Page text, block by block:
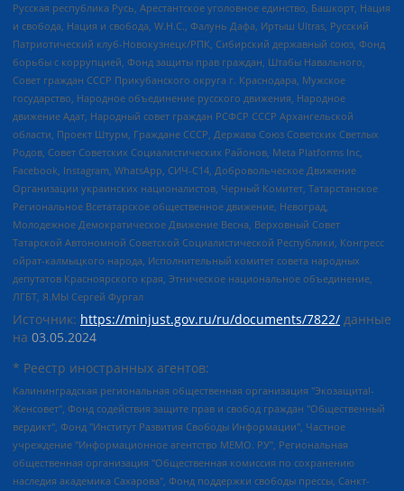
Русская республика Русь, Арестантское уголовное единство, Башкорт, Нация
и свобода, Нация и свобода, W.H.С., Фалунь Дафа, Иртыш Ultras, Русский
Патриотический клуб-Новокузнецк/РПК, Сибирский державный союз, Фонд
борьбы с коррупцией, Фонд защиты прав граждан, Штабы Навального,
Совет граждан СССР Прикубанского округа г. Краснодара, Мужское
государство, Народное объединение русского движения, Народное
движение Адат, Народный совет граждан РСФСР СССР Архангельской
области, Проект Штурм, Граждане СССР, Держава Союз Советских Светлых
Родов, Совет Советских Социалистических Районов, Meta Platforms Inc,
Facebook, Instagram, WhatsApp, СИЧ-С14, Добровольческое Движение
Организации украинских националистов, Черный Комитет, Татарстанское
Региональное Всетатарское общественное движение, Невоград,
Молодежное Демократическое Движение Весна, Верховный Совет
Татарской Автономной Советской Социалистической Республики, Конгресс
ойрат-калмыцкого народа, Исполнительный комитет совета народных
депутатов Красноярского края, Этническое национальное объединение,
ЛГБТ, Я.МЫ Сергей Фургал
Источник: https://minjust.gov.ru/ru/documents/7822/ данные
на 03.05.2024
* Реестр иностранных агентов:
Калининградская региональная общественная организация "Экозащита!-Женсовет", Фонд содействия защите прав и свобод граждан "Общественный вердикт", Фонд "Институт Развития Свободы Информации", Частное учреждение "Информационное агентство МЕМО. РУ", Региональная общественная организация "Общественная комиссия по сохранению наследия академика Сахарова", Фонд поддержки свободы прессы, Санкт-Петербургская общественная правозащитная организация "Гражданский контроль", Межрегиональная общественная организация "Информационно-просветительский центр "Мемориал", Региональный Фонд "Центр Защиты Прав Средств Массовой Информации", с 05.12.2023 Фонд "Центр Защиты Прав Средств массовой информации", Региональная общественная благотворительная организация помощи беженцам и мигрантам "Гражданское содействие", Негосударственное образовательное учреждение дополнительного профессионального образования (повышение квалификации) специалистов "АКАДЕМИЯ ПО ПРАВАМ ЧЕЛОВЕКА", Свердловская региональная общественная организация "Сутяжник", Автономная некоммерческая организация "Центр независимых социологических исследований", Союз общественных объединений "Российский исследовательский центр по правам человека", Региональное общественное учреждение научно-информационный центр "МЕМОРИАЛ", Некоммерческая организация "Фонд защиты гласности", Автономная некоммерческая организация "Институт прав человека", Городская общественная организация "Екатеринбургское общество "МЕМОРИАЛ", Городская общественная организация "Рязанское историко-просветительское и правозащитное общество "Мемориал" (Рязанский Мемориал), Челябинский региональный орган общественной самодеятельности – женское общественное объединение "Женщины Евразии", Челябинский региональный орган общественной самодеятельности "Уральская правозащитная группа", Фонд содействия защите здоровья и социальной справедливости имени Андрея Рылькова, Автономная Некоммерческая Организация "Аналитический Центр Юрия Левады", Автономная некоммерческая организация социальной поддержки населения "Проект Апрель", Региональная общественная организация помощи женщинам и детям, находящимся в кризисной ситуации "Информационно-методический центр "Анна", Фонд содействия развитию массовых коммуникаций и правовому просвещению "Так-так-Так", Фонд содействия устойчивому развитию "Серебряная тайга", Свердловский региональный общественный фонд социальных проектов "Новое время", "Idel.Реалии", Кавказ.Реалии, Крым.Реалии, Телеканал Настоящее Время, Татаро-башкирская служба Радио Свобода (Azatliq Radiosi), Радио Свободная Европа/Радио Свобода (PCE/PC), "Сибирь.Реалии", "Фактограф", Благотворительный фонд помощи осужденным и их семьям, Автономная некоммерческая организация "Институт глобализации и социальных движений", Фонд "В защиту прав заключенных", Частное учреждение "Центр поддержки и содействия развитию средств массовой информации", Пензенский региональный общественный благотворительный фонд "Гражданский союз", "Север.Реалии", Некоммерческая организация Фонд "Правовая инициатива", Общество с ограниченной ответственностью "Радио Свободная Европа/Радио Свобода", Чешское информационное агентство "MEDIUM-ORIENT", Красноярская региональная общественная организация "Мы против СПИДа", Камалягин Денис Николаевич, Маркелов Сергей Евгеньевич, Пономарев Лев Александрович, Савицкая Людмила Алексеевна, Автономная некоммерческая организация "Центр по работе с проблемой насилия "НАСИЛИЮ.НЕТ", Межрегиональный профессиональный союз работников здравоохранения "Альянс врачей", Юридическое лицо, зарегистрированное в Латвийской Республике, SIA "Medusa Project" (регистрационный номер 40103797863, дата регистрации 10.06.2014), Некоммерческая организация "Фонд по борьбе с коррупцией", Автономная некоммерческая организация "Институт права и публичной политики", Баданин Роман Сергеевич, Гликин Максим Александрович, Железнова Мария Михайловна, Лукьянова Юлия Сергеевна, Маетная Елизавета Витальевна, Маняхин Петр Борисович, Чуракова Ольга Владимировна, Ярош Юлия Петровна, Юридическое лицо "The Insider SIA", зарегистрированное в Риге, Латвийская Республика (дата регистрации 26.06.2015), являющееся администратором доменного имени интернет-издания "The Insider SIA", https://theins.ru, Постернак Алексей Евгеньевич, Рубин Михаил Аркадьевич, Анин Роман Александрович, Юридическое лицо Istories fonds, зарегистрированное в Латвийской Республике (регистрационный номер 50008295751, дата регистрации 24.02.2020), Великовский Дмитрий Александрович, Долинина Ирина Николаевна, Мароховская Алеся Алексеевна, Шлейнов Роман Юрьевич, Шмагун Олеся Валентиновна, Общество с ограниченной ответственностью "Альтаир 2021", Общество с ограниченной ответственностью "Вега 2021", Общество с ограниченной ответственностью "Главный редактор 2021", Общество с ограниченной ответственностью "Ромашки монолит", Важенков Артем Валерьевич, Ивановская областная общественная организация "Центр гендерных исследований", Гурман Юрий Альбертович, Медиапроект "ОВД-Инфо", Егоров Владимир Владимирович, Жилинский Владимир Александрович, Общество с ограниченной ответственностью "ЗП", Иванова София Юрьевна, Карезина Инна Павловна, Кильтау Екатерина Викторовна, Петров Алексей Викторович, Пискунов Сергей Евгеньевич, Смирнов Сергей Сергеевич, Тихонов Михаил Сергеевич, Общество с ограниченной ответственностью "ЖУРНАЛИСТ-ИНОСТРАННЫЙ АГЕНТ", Арапова Галина Юрьевна, Вольтская Татьяна Анатольевна, Американская компания "Mason G.E.S. Anonymous Foundation" (США), являющаяся владельцем интернет-издания https://mnews.world/, Компания "Stichting Bellingcat", зарегистрированная в Нидерландах (дата регистрации 11.07.2018), Захаров Андрей Вячеславович, Клепиковская Екатерина Дмитриевна, Общество с ограниченной ответственностью "МЕМО", Перл Роман Александрович, Симонов Евгений Алексеевич, Соловьева Елена Анатольевна, Сотников Даниил Владимирович, Сурначева Елизавета Дмитриевна, Автономная некоммерческая организация по защите прав человека и информированию населения "Якутия – Наше Мнение", Общество с ограниченной ответственностью "Москоу диджитал медиа", с 26.01.2023 Общество с ограниченной ответственностью "Чайка Белые сады", Ветошкина Валерия Валерьевна, Заговора Максим Александрович, Межрегиональное общественное движение "Российская ЛГБТ - сеть", Оленичев Максим Владимирович, Павлов Иван Юрьевич, Скворцова Елена Сергеевна, Общество с ограниченной ответственностью "Как бы инагент", Кочетков Игорь Викторович, Общество с ограниченной ответственностью "Честные выборы", Еланчик Олег Александрович, Общество с ограниченной ответственностью "Нобелевский призыв", Гималова Регина Эмилевна, Григорьев Андрей Валерьевич, Григорьева Алина Александровна, Ассоциация по содействию защите прав призывников, альтернативнослужащих и военнослужащих "Правозащитная группа "Гражданин.Армия.Право", Хисамова Регина Фаритовна, Автономная некоммерческая организация по реализации социально-правовых программ "Лилит", Дальневосточное общественное движение "Маяк", Санкт-Петербургская ЛГБТ-инициативная группа "Выход", Инициативная группа ЛГБТ+ "Реверс", Алексеев Андрей Викторович, Бекбулатова Таисия Львовна, Беляев Иван Михайлович, Владыкина Елена Сергеевна, Гельман Марат Александрович, Никульшина Вероника Юрьевна, Толоконникова Надежда Андреевна, Шендерович Виктор Анатольевич, Общество с ограниченной ответственностью "Данное сообщение", Общество с ограниченной ответственностью Издательский дом "Новая глава", Айнбиндер Александра Александровна, Московский комьюнити-центр для ЛГБТ+инициатив, Благотворительный фонд развития филантропии, Deutsche Welle (Германия, Kurt-Schumacher-Strasse 3, 53113 Bonn), Борзунова Мария Михайловна, Воробьев Виктор Викторович, Голубева Анна Львовна, Константинова Алла Михайловна, Малкова Ирина Владимировна, Мурадов Мурад Абдулгалимович, Осетинская Елизавета Николаевна, Понасенков Евгений Николаевич, Ганапольский Матвей Юрьевич, Киселев Евгений Алексеевич, Борухович Ирина Григорьевна, Дремин Иван Тимофеевич, Дубровский Дмитрий Викторович, Красноярская региональная общественная организация поддержки и развития альтернативных образовательных технологий и межкультурных коммуникаций "ИНТЕРРА", Маяковская Екатерина Алексеевна, Фейгин Марк Захарович, Филимонов Андрей Викторович, Дзугкоева Регина Николаевна, Доброхотов Роман Александрович, Дудь Юрий Александрович, Елкин Сергей Владимирович, Кругликов Кирилл Игоревич, Сабунаева Мария Леонидовна, Семенов Алексей Владимирович, Шаинян Карен Багратович, Шульман Екатерина Михайловна, Асафьев Артур Валерьевич, Вахштайн Виктор Семенович, Венедиктов Алексей Алексеевич, Лушникова Екатерина Евгеньевна, Волков Леонид Михайлович, Невзоров Александр Глебович, Пархоменко Сергей Борисович, Сироткин Ярослав Николаевич, Кара-Мурза Владимир Владимирович, Баранова Наталья Владимировна, Гозман Леонид Яковлевич, Кагарлицкий Борис Юльевич, Климарев Михаил Валерьевич, Милов Владимир Станиславович, Автономная некоммерческая организация Краснодарский центр современного искусства "Типография", Моргенштерн Алишер Тагирович, Соболь Любовь Эдуардовна, Общество с ограниченной ответственностью "ЛИЗА НОРМ", Каспаров Гарри Кимович, Ходорковский Михаил Борисович, Общество с ограниченной ответственностью "Апрельские тезисы", Данилович Ирина Брониславовна, Кашин Олег Владимирович, Петров Николай Владимирович, Пивоваров Алексей Владимирович, Соколов Михаил Владимирович, Цветкова Юлия Владимировна, Чичваркин Евгений Александрович, Комитет против пыток/Команда против пыток, Общество с ограниченной ответственностью "Первый научный", Общество с ограниченной ответственностью "Вертолет и ко", Белоцерковская Вероника Борисовна, Кац Максим Евгеньевич, Лазарева Татьяна Юрьевна, Шаведдинов Руслан Табризович, Яшин Илья Валерьевич, Общество с ограниченной ответственностью "Иноагент ААВ", Алешковский Дмитрий Петрович, Альбац Евгения Марковна, Быков Дмитрий Львович, Галямина Юлия Евгеньевна, Лойко Сергей Леонидович, Мартынов Кирилл Константинович, Медведев Сергей Александрович, Крашенинников Федор Геннадиевич, Гордеева Катерина Вл